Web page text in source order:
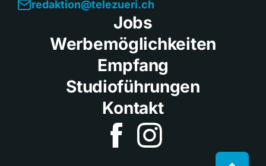
redaktion@telezueri.ch
Jobs
Werbemöglichkeiten
Empfang
Studioführungen
Kontakt